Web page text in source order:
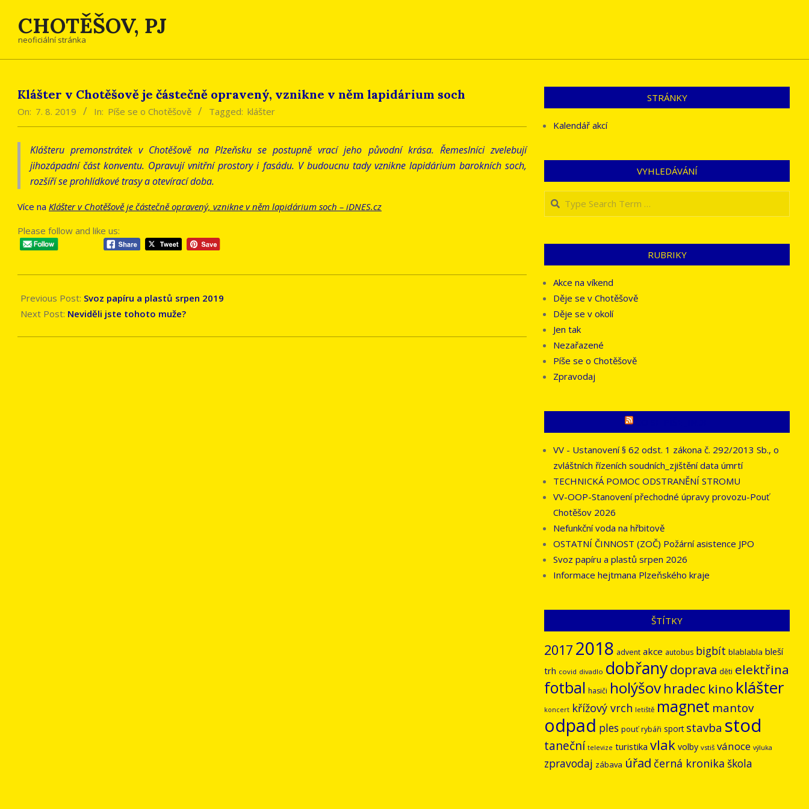
contentCHOTĚŠOV, PJ
neoficiální stránka
Klášter v Chotěšově je částečně opravený, vznikne v něm lapidárium soch
On: 7. 8. 2019 In: Píše se o Chotěšově Tagged: klášter
Klášteru premonstrátek v Chotěšově na Plzeňsku se postupně vrací jeho původní krása. Řemeslníci zvelebují
jihozápadní část konventu. Opravují vnitřní prostory i fasádu. V budoucnu tady vznikne lapidárium barokních soch,
rozšíří se prohlídkové trasy a otevírací doba.
Více na Klášter v Chotěšově je částečně opravený, vznikne v něm lapidárium soch – iDNES.cz
Please follow and like us:
08-
07
Previous Post: Svoz papíru a plastů srpen 2019
Next Post: Neviděli jste tohoto muže?
STRÁNKY
Kalendář akcí
VYHLEDÁVÁNÍ
Search
RUBRIKY
Akce na víkend
Děje se v Chotěšově
Děje se v okolí
Jen tak
Nezařazené
Píše se o Chotěšově
Zpravodaj
VV - Ustanovení § 62 odst. 1 zákona č. 292/2013 Sb., o
zvláštních řízeních soudních_zjištění data úmrtí
TECHNICKÁ POMOC ODSTRANĚNÍ STROMU
VV-OOP-Stanovení přechodné úpravy provozu-Pouť
Chotěšov 2026
Nefunkční voda na hřbitově
OSTATNÍ ČINNOST (ZOČ) Požární asistence JPO
Svoz papíru a plastů srpen 2026
Informace hejtmana Plzeňského kraje
ŠTÍTKY
2017 2018 advent akce autobus bigbít blablabla bleší
trh covid divadlo dobřanydoprava děti elektřina
fotbal hasiči holýšov hradec kino klášter
koncert křížový vrch letiště magnet mantov
odpad ples pouť rybáři sport stavba stod
taneční televize turistika vlak volby vstiš vánoce výluka
zpravodaj zábava úřad černá kronika škola